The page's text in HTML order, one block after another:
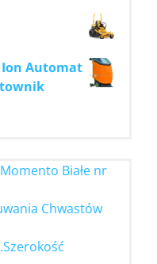
Ion Automat
Białe nr
Chwastów